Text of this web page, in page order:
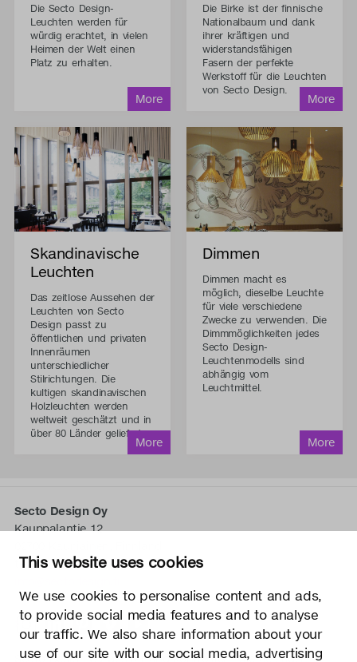
This website uses cookies
We use cookies to personalise content and ads,
to provide social media features and to analyse
our traffic. We also share information about your
use of our site with our social media, advertising
Die Secto Design-
Leuchten werden für
würdig erachtet, in vielen
Heimen der Welt einen
Platz zu erhalten.
Die Birke ist der finnische
Nationalbaum und dank
ihrer kräftigen und
widerstandsfähigen
Fasern der perfekte
Werkstoff für die Leuchten
von Secto Design.
Skandinavische
Leuchten
Das zeitlose Aussehen der
Leuchten von Secto
Design passt zu
öffentlichen und privaten
Innenräumen
unterschiedlicher
Stilrichtungen. Die
kultigen skandinavischen
Holzleuchten werden
weltweit geschätzt und in
über 80 Länder geliefert.
Dimmen
Dimmen macht es
möglich, dieselbe Leuchte
für viele verschiedene
Zwecke zu verwenden. Die
Dimmmöglichkeiten jedes
Secto Design-
Leuchtenmodells sind
abhängig vom
Leuchtmittel.
Secto Design Oy
Kauppalantie 12
tel.+358 9 5050 598
Secto Design Oy besitzt und kontrolliert alle geistigen